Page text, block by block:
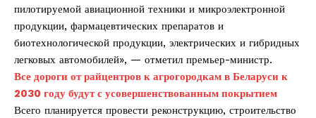
пилотируемой авиационной техники и микроэлектронной
продукции, фармацевтических препаратов и
биотехнологической продукции, электрических и гибридных
легковых автомобилей», — отметил премьер-министр.
Все дороги от райцентров к агрогородкам в Беларуси к
2030 году будут с усовершенствованным покрытием
Всего планируется провести реконструкцию, строительство